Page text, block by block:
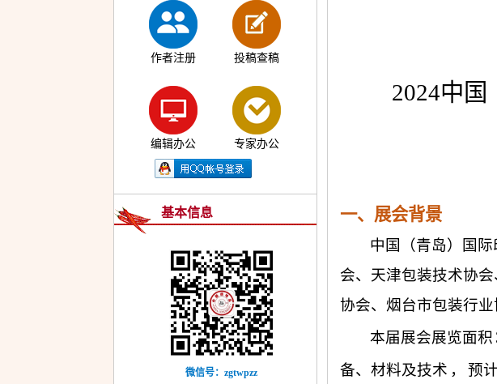
2024中
一、展会背景
中国（青岛）国
会、天津包装技术协
协会、烟台市包装行
本届展会展览面积
备、材料及技术 ， 预
作者注册 投稿查稿
编辑办公 专家办公
基本信息
微信号：zgtwpzz